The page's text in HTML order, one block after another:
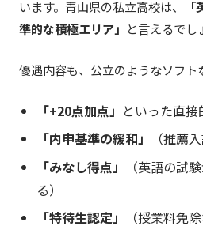
います。青山県の私立高校は、
準的な積極エリア」 と言えるでし
優遇内容も、公立のようなソフト
「+20点加点」 といった直接
「内申基準の緩和」
（推薦
「みなし得点」
（英語の試
る）
「特待生認定」
（授業料免除